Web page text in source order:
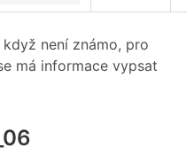
není známo, pro
má informace vypsat